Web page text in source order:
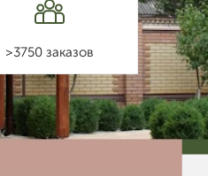
>3750 заказов